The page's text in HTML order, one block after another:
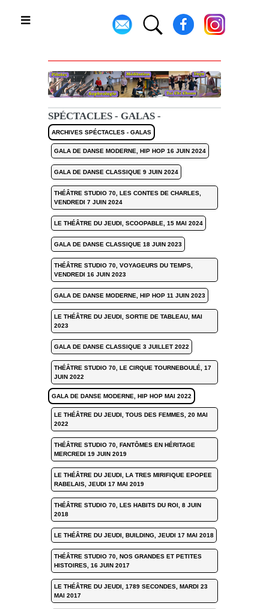
SPÉCTACLES - GALAS -
ARCHIVES SPÉCTACLES - GALAS
GALA DE DANSE MODERNE, HIP HOP 16 JUIN 2024
GALA DE DANSE CLASSIQUE 9 JUIN 2024
THÉÂTRE STUDIO 70, LES CONTES DE CHARLES,
VENDREDI 7 JUIN 2024
LE THÉÂTRE DU JEUDI, SCOOPABLE, 15 MAI 2024
GALA DE DANSE CLASSIQUE 18 JUIN 2023
THÉÂTRE STUDIO 70, VOYAGEURS DU TEMPS,
VENDREDI 16 JUIN 2023
GALA DE DANSE MODERNE, HIP HOP 11 JUIN 2023
LE THÉÂTRE DU JEUDI, SORTIE DE TABLEAU, MAI
2023
GALA DE DANSE CLASSIQUE 3 JUILLET 2022
THÉÂTRE STUDIO 70, LE CIRQUE TOURNEBOULÉ, 17
JUIN 2022
GALA DE DANSE MODERNE, HIP HOP MAI 2022
LE THÉÂTRE DU JEUDI, TOUS DES FEMMES, 20 MAI
2022
THÉÂTRE STUDIO 70, FANTÔMES EN HÉRITAGE
MERCREDI 19 JUIN 2019
LE THÉÂTRE DU JEUDI, LA TRES MIRIFIQUE EPOPEE
RABELAIS, JEUDI 17 MAI 2019
THÉÂTRE STUDIO 70, LES HABITS DU ROI, 8 JUIN
2018
LE THÉÂTRE DU JEUDI, BUILDING, JEUDI 17 MAI 2018
THÉÂTRE STUDIO 70, NOS GRANDES ET PETITES
HISTOIRES, 16 JUIN 2017
LE THÉÂTRE DU JEUDI, 1789 SECONDES, MARDI 23
MAI 2017